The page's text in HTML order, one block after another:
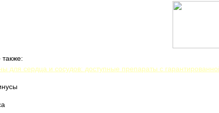
также:
для сердца и сосудов: доступные препараты с